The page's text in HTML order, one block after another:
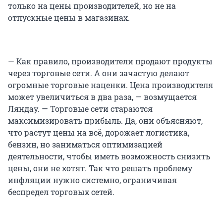
только на цены производителей, но не на
отпускные цены в магазинах.
— Как правило, производители продают продукты
через торговые сети. А они зачастую делают
огромные торговые наценки. Цена производителя
может увеличиться в два раза, — возмущается
Ляндау. — Торговые сети стараются
максимизировать прибыль. Да, они объясняют,
что растут цены на всё, дорожает логистика,
бензин, но заниматься оптимизацией
деятельности, чтобы иметь возможность снизить
цены, они не хотят. Так что решать проблему
инфляции нужно системно, ограничивая
беспредел торговых сетей.